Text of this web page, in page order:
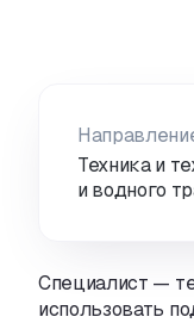
Специалист —
использовать
Техника и
и водного